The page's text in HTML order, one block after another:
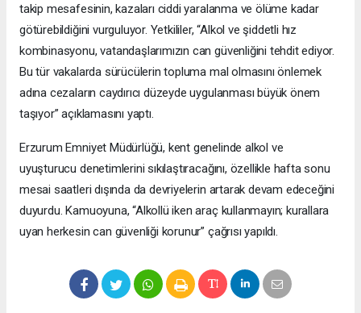
takip mesafesinin, kazaları ciddi yaralanma ve ölüme kadar
götürebildiğini vurguluyor. Yetkililer, “Alkol ve şiddetli hız
kombinasyonu, vatandaşlarımızın can güvenliğini tehdit ediyor.
Bu tür vakalarda sürücülerin topluma mal olmasını önlemek
adına cezaların caydırıcı düzeyde uygulanması büyük önem
taşıyor” açıklamasını yaptı.
Erzurum Emniyet Müdürlüğü, kent genelinde alkol ve
uyuşturucu denetimlerini sıkılaştıracağını, özellikle hafta sonu
mesai saatleri dışında da devriyelerin artarak devam edeceğini
duyurdu. Kamuoyuna, “Alkollü iken araç kullanmayın; kurallara
uyan herkesin can güvenliği korunur” çağrısı yapıldı.